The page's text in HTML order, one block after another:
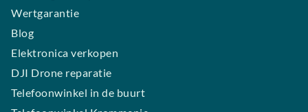
Wertgarantie
Blog
Elektronica verkopen
DJI Drone reparatie
Telefoonwinkel in de buurt